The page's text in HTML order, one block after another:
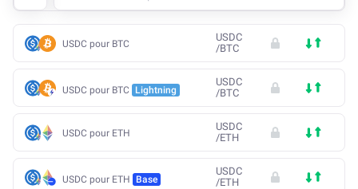
USDC pour BTC
USDC
/BTC
USDC pour BTC Lightning
USDC
/BTC
USDC pour ETH
USDC
/ETH
USDC pour ETH Base
USDC
/ETH